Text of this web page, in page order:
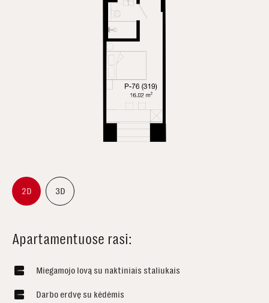
2D 3D
Apartamentuose rasi:
Miegamojo lovą su naktiniais staliukais
Darbo erdvę su kėdėmis